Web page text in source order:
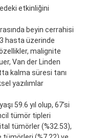
etkinliğini
beyin cerrahisi
hasta üzerinde
malignite
Van der Linden
kalma süresi tanı
yazılımlar
59.6 yıl olup, 67’si
tümör tipleri
tümörler (%32.53),